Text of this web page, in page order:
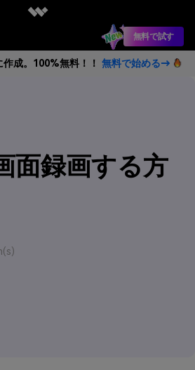
無料で試す
成。100%無料！！ 無料で始める→
面録画する方